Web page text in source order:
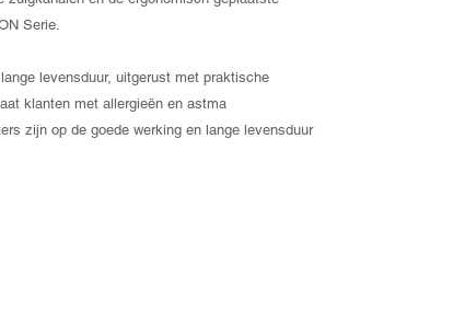
Serie.
levensduur, uitgerust met praktische
klanten met allergieën en astma
zijn op de goede werking en lange levensduur